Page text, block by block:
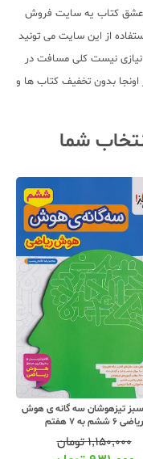
عشق کتاب یه سایت فروش
از این سایت می تونید
نیازی نیست کلی مسافت در
بدون تخفیف کتاب ها و
شما
کار ریاضی 6 ششم ابتدایی
۸۴۰,۰۰۰تومان